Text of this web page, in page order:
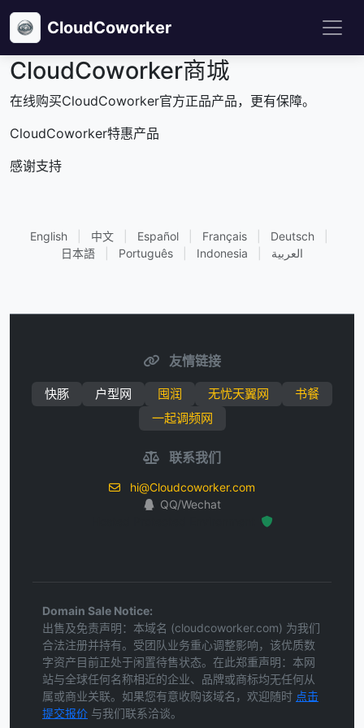
CloudCoworker
CloudCoworker商城
在线购买CloudCoworker官方正品产品，更有保障。
CloudCoworker特惠产品
感谢支持
English 中文 Español Français Deutsch
日本語
Português Indonesia العربية
友情链接
快豚 户型网 囤润 无忧天翼网
书餐
一起调频网
联系我们
hi@Cloudcoworker.com
QQ/Wechat
Domain Sale Notice:
出售及免责声明：本域名 (cloudcoworker.com) 为我们
合法注册并持有。受团队业务重心调整影响，该优质数
字资产目前正处于闲置待售状态。在此郑重声明：本网
站与全球任何名称相近的企业、品牌或商标均无任何从
属或商业关联。如果您有意收购该域名，欢迎随时 点击
提交报价 与我们联系洽谈。